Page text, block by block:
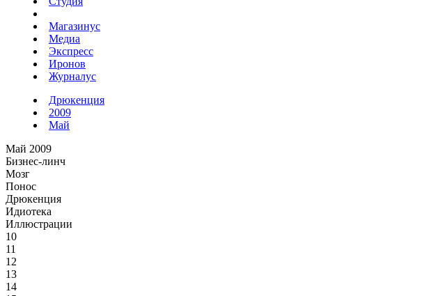
Магазинус
Медиа
Экспресс
Иронов
Журналус
Дрюкенция
2009
Май
Май 2009
Бизнес-линч
Мозг
Понос
Дрюкенция
Идиотека
Иллюстрации
10
11
12
13
14